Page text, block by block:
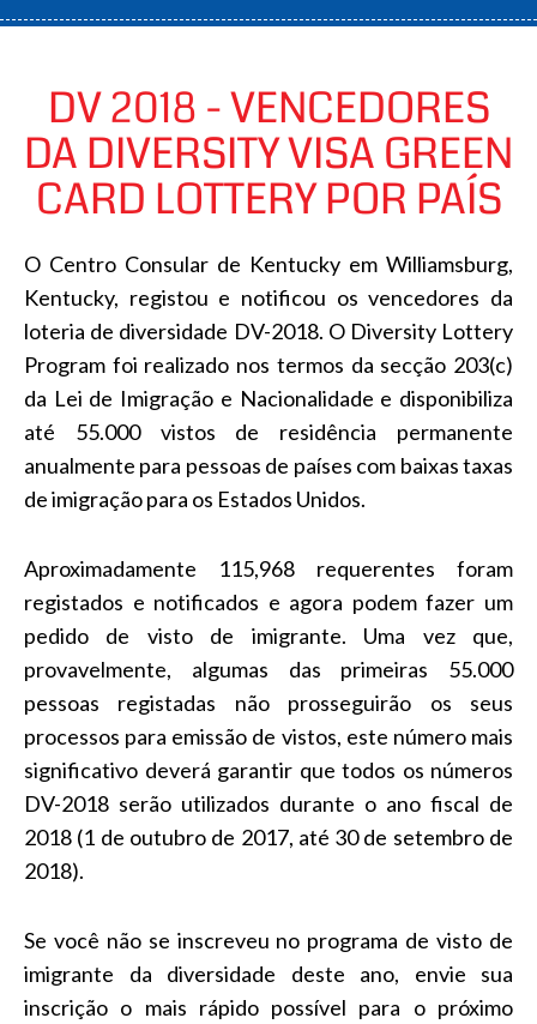
DV 2018 - VENCEDORES
DA DIVERSITY VISA GREEN
CARD LOTTERY POR PAÍS
O Centro Consular de Kentucky em Williamsburg,
Kentucky, registou e notificou os vencedores da
loteria de diversidade DV-2018. O Diversity Lottery
Program foi realizado nos termos da secção 203(c)
da Lei de Imigração e Nacionalidade e disponibiliza
até 55.000 vistos de residência permanente
anualmente para pessoas de países com baixas taxas
de imigração para os Estados Unidos.
Aproximadamente 115,968 requerentes foram
registados e notificados e agora podem fazer um
pedido de visto de imigrante. Uma vez que,
provavelmente, algumas das primeiras 55.000
pessoas registadas não prosseguirão os seus
processos para emissão de vistos, este número mais
significativo deverá garantir que todos os números
DV-2018 serão utilizados durante o ano fiscal de
2018 (1 de outubro de 2017, até 30 de setembro de
2018).
Se você não se inscreveu no programa de visto de
imigrante da diversidade deste ano, envie sua
inscrição o mais rápido possível para o próximo